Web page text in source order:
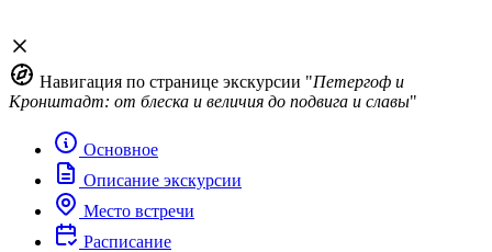
Навигация по странице экскурсии "Петергоф и
Кронштадт: от блеска и величия до подвига и славы"
Основное
Описание экскурсии
Место встречи
Расписание